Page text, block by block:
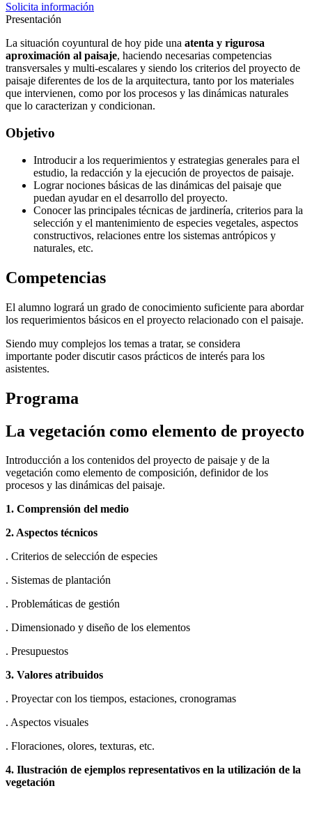
Solicita información
Presentación
La situación coyuntural de hoy pide una atenta y rigurosa
aproximación al paisaje, haciendo necesarias competencias
transversales y multi-escalares y siendo los criterios del proyecto de
paisaje diferentes de los de la arquitectura, tanto por los materiales
que intervienen, como por los procesos y las dinámicas naturales
que lo caracterizan y condicionan.
Objetivo
Introducir a los requerimientos y estrategias generales para el
estudio, la redacción y la ejecución de proyectos de paisaje.
Lograr nociones básicas de las dinámicas del paisaje que
puedan ayudar en el desarrollo del proyecto.
Conocer las principales técnicas de jardinería, criterios para la
selección y el mantenimiento de especies vegetales, aspectos
constructivos, relaciones entre los sistemas antrópicos y
naturales, etc.
Competencias
El alumno logrará un grado de conocimiento suficiente para abordar
los requerimientos básicos en el proyecto relacionado con el paisaje.
Siendo muy complejos los temas a tratar, se considera
importante poder discutir casos prácticos de interés para los
asistentes.
Programa
La vegetación como elemento de proyecto
Introducción a los contenidos del proyecto de paisaje y de la
vegetación como elemento de composición, definidor de los
procesos y las dinámicas del paisaje.
1. Comprensión del medio
2. Aspectos técnicos
. Criterios de selección de especies
. Sistemas de plantación
. Problemáticas de gestión
. Dimensionado y diseño de los elementos
. Presupuestos
3. Valores atribuidos
. Proyectar con los tiempos, estaciones, cronogramas
. Aspectos visuales
. Floraciones, olores, texturas, etc.
4. Ilustración de ejemplos representativos en la utilización de la
vegetación